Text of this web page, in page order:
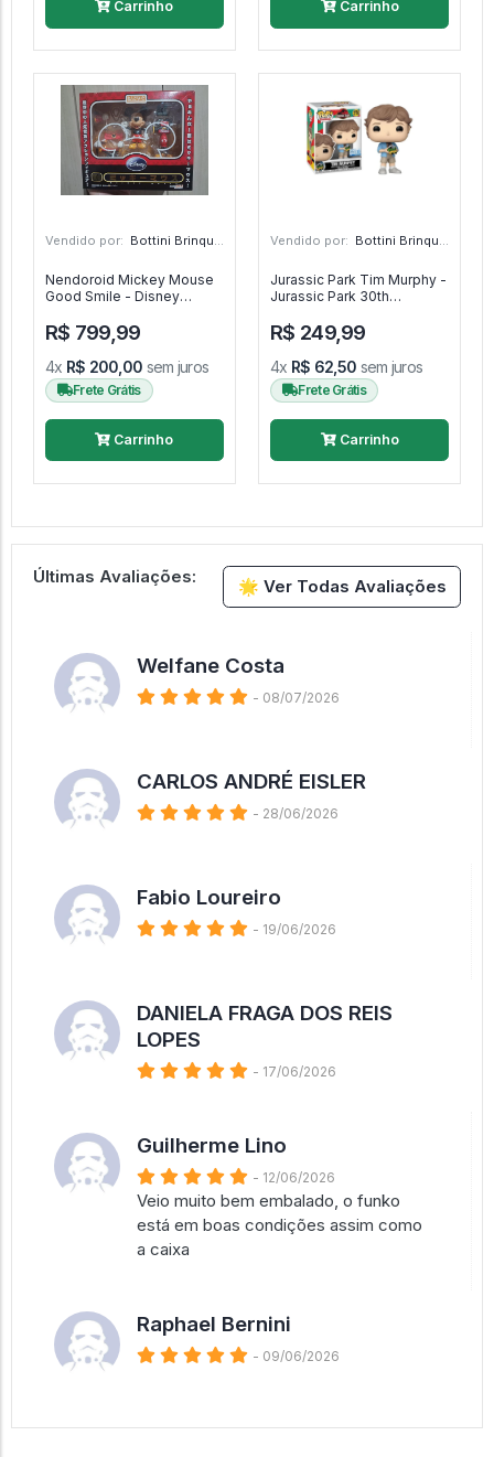
Carrinho Carrinho
Vendido por: Bottini Brinquedos - SP
Nendoroid Mickey Mouse
Good Smile - Disney
R$ 799,99
4x R$ 200,00 sem juros
Frete Grátis
Carrinho
Vendido por: Bottini Brinquedos - SP
Jurassic Park Tim Murphy -
Jurassic Park 30th
R$ 249,99
4x R$ 62,50 sem juros
Frete Grátis
Carrinho
🌟 Ver Todas Avaliações
Últimas Avaliações:
Welfane Costa
- 08/07/2026
CARLOS ANDRÉ EISLER
- 28/06/2026
Fabio Loureiro
- 19/06/2026
DANIELA FRAGA DOS REIS
LOPES
- 17/06/2026
Guilherme Lino
- 12/06/2026
Veio muito bem embalado, o funko
está em boas condições assim como
a caixa
Raphael Bernini
- 09/06/2026